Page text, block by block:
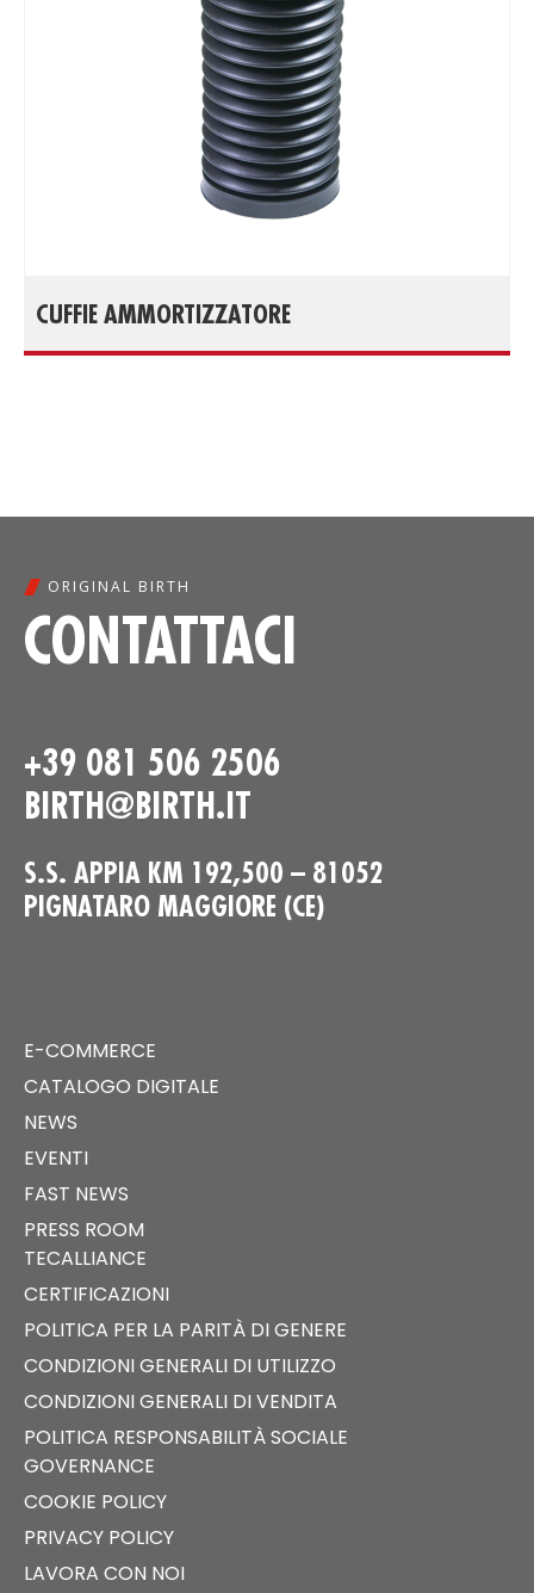
CUFFIE AMMORTIZZATORE
ORIGINAL BIRTH
CONTATTACI
+39 081 506 2506
BIRTH@BIRTH.IT
S.S. APPIA KM 192,500 – 81052
PIGNATARO MAGGIORE (CE)
E-COMMERCE
CATALOGO DIGITALE
NEWS
EVENTI
FAST NEWS
PRESS ROOM
TECALLIANCE
CERTIFICAZIONI
POLITICA PER LA PARITÀ DI GENERE
CONDIZIONI GENERALI DI UTILIZZO
CONDIZIONI GENERALI DI VENDITA
POLITICA RESPONSABILITÀ SOCIALE
GOVERNANCE
COOKIE POLICY
PRIVACY POLICY
LAVORA CON NOI